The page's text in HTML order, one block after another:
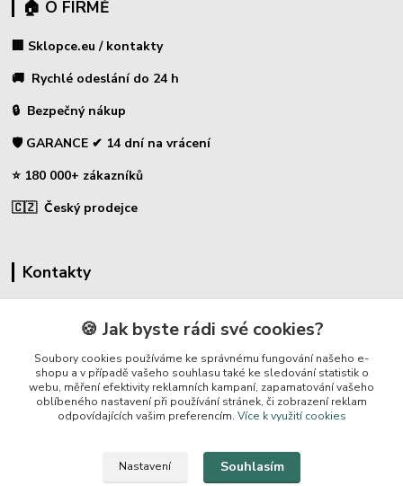
🏠 O FIRMĚ
🏢 Sklopce.eu / kontakty
🚚 Rychlé odeslání do 24 h
🔒 Bezpečný nákup
🛡️ GARANCE ✔ 14 dní na vrácení
⭐ 180 000+ zákazníků
🇨🇿 Český prodejce
Kontakty
🛡️ Zákaznická podpora
📞 728 007 997
⏰ Po-Pá | 7:00 - 13:30 |
info@repulse.cz
🍪 Jak byste rádi své cookies?
Soubory cookies používáme ke správnému fungování našeho e-
shopu a v případě vašeho souhlasu také ke sledování statistik o
webu, měření efektivity reklamních kampaní, zapamatování vašeho
oblíbeného nastavení při používání stránek, či zobrazení reklam
odpovídajících vašim preferencím. Více k využití cookies
Nastavení Souhlasím